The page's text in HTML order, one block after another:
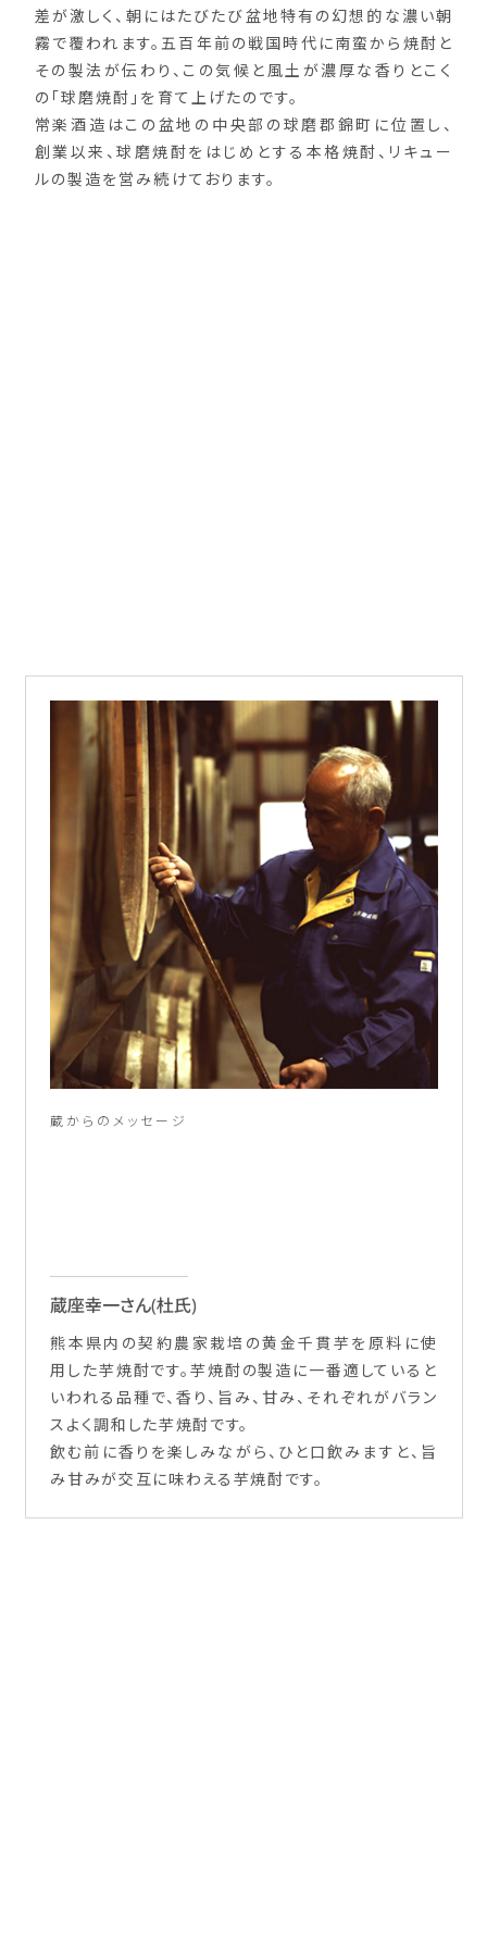
差が激しく、朝にはたびたび盆地特有の幻想的な濃い朝
霧で覆われます。五百年前の戦国時代に南蛮から焼酎と
その製法が伝わり、この気候と風土が濃厚な香りとこく
の「球磨焼酎」を育て上げたのです。
常楽酒造はこの盆地の中央部の球磨郡錦町に位置し、
創業以来、球磨焼酎をはじめとする本格焼酎、リキュー
ルの製造を営み続けております。
蔵からのメッセージ
蔵座幸一さん(杜氏)
熊本県内の契約農家栽培の黄金千貫芋を原料に使
用した芋焼酎です。芋焼酎の製造に一番適していると
いわれる品種で、香り、旨み、甘み、それぞれがバラン
スよく調和した芋焼酎です。
飲む前に香りを楽しみながら、ひと口飲みますと、旨
み甘みが交互に味わえる芋焼酎です。